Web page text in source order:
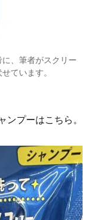
、筆者がスクリー
ています。
ンプーはこちら。